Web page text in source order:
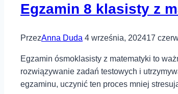
Egzamin 8 klasisty z
PrzezAnna Duda 4 września, 202417
Egzamin ósmoklasisty z matematyki to
rozwiązywanie zadań testowych i
egzaminu, uczynić ten proces mniej